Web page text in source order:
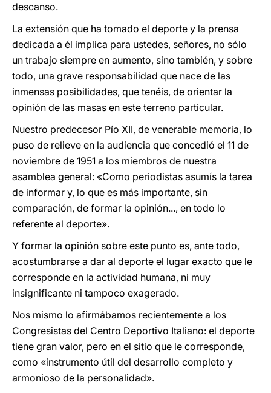
descanso.
La extensión que ha tomado el deporte y la prensa
dedicada a él implica para ustedes, señores, no sólo
un trabajo siempre en aumento, sino también, y sobre
todo, una grave responsabilidad que nace de las
inmensas posibilidades, que tenéis, de orientar la
opinión de las masas en este terreno particular.
Nuestro predecesor Pío XII, de venerable memoria, lo
puso de relieve en la audiencia que concedió el 11 de
noviembre de 1951 a los miembros de nuestra
asamblea general: «Como periodistas asumís la tarea
de informar y, lo que es más importante, sin
comparación, de formar la opinión..., en todo lo
referente al deporte».
Y formar la opinión sobre este punto es, ante todo,
acostumbrarse a dar al deporte el lugar exacto que le
corresponde en la actividad humana, ni muy
insignificante ni tampoco exagerado.
Nos mismo lo afirmábamos recientemente a los
Congresistas del Centro Deportivo Italiano: el deporte
tiene gran valor, pero en el sitio que le corresponde,
como «instrumento útil del desarrollo completo y
armonioso de la personalidad».